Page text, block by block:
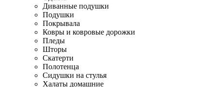
Диванные подушки
Подушки
Покрывала
Ковры и ковровые дорожки
Пледы
Шторы
Скатерти
Полотенца
Сидушки на стулья
Халаты домашние